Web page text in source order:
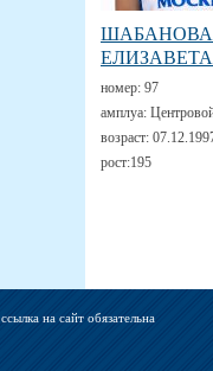
ШАБАНОВА
ЕЛИЗАВЕТА
номер: 97
амплуа:
возраст:
рост:195
на сайт обязательна